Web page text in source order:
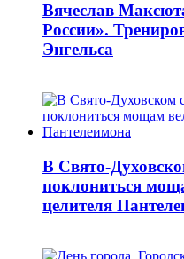
Вячеслав
России».
Энгельса
В Свято-
поклониться
целителя